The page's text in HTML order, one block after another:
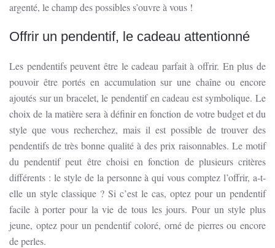
argenté, le champ des possibles s’ouvre à vous !
Offrir un pendentif, le cadeau attentionné
Les pendentifs peuvent être le cadeau parfait à offrir. En plus de
pouvoir être portés en accumulation sur une chaîne ou encore
ajoutés sur un bracelet, le pendentif en cadeau est symbolique. Le
choix de la matière sera à définir en fonction de votre budget et du
style que vous recherchez, mais il est possible de trouver des
pendentifs de très bonne qualité à des prix raisonnables. Le motif
du pendentif peut être choisi en fonction de plusieurs critères
différents : le style de la personne à qui vous comptez l’offrir, a-t-
elle un style classique ? Si c’est le cas, optez pour un pendentif
facile à porter pour la vie de tous les jours. Pour un style plus
jeune, optez pour un pendentif coloré, orné de pierres ou encore
de perles.